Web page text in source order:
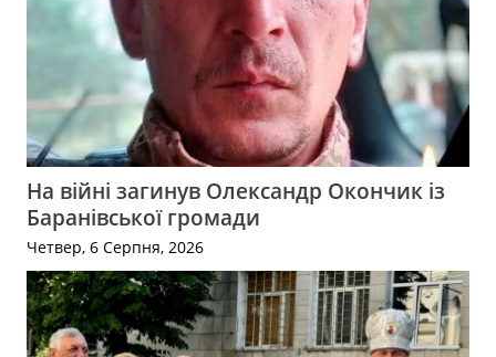
На війні загинув Олександр Окончик із
Баранівської громади
Четвер, 6 Серпня, 2026